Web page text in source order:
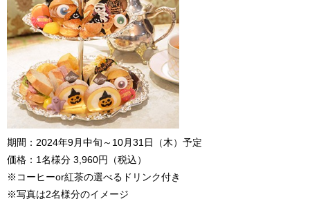
期間：2024年9月中旬～10月31日（木）予定
価格：1名様分 3,960円（税込）
※コーヒーor紅茶の選べるドリンク付き
※写真は2名様分のイメージ